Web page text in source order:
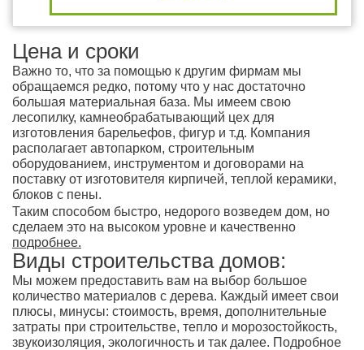
Цена и сроки
Важно то, что за помощью к другим фирмам мы
обращаемся редко, потому что у нас достаточно
большая материальная база. Мы имеем свою
лесопилку, камнеобрабатывающий цех для
изготовления барельефов, фигур и т.д. Компания
располагает автопарком, строительным
оборудованием, инструментом и договорами на
поставку от изготовителя кирпичей, теплой керамики,
блоков с пены.
Таким способом быстро, недорого возведем дом, но
сделаем это на высоком уровне и качественно
подробнее.
Виды строительства домов:
Мы можем предоставить вам на выбор большое
количество материалов с дерева. Каждый имеет свои
плюсы, минусы: стоимость, время, дополнительные
затраты при строительстве, тепло и морозостойкость,
звукоизоляция, экологичность и так далее. Подробное